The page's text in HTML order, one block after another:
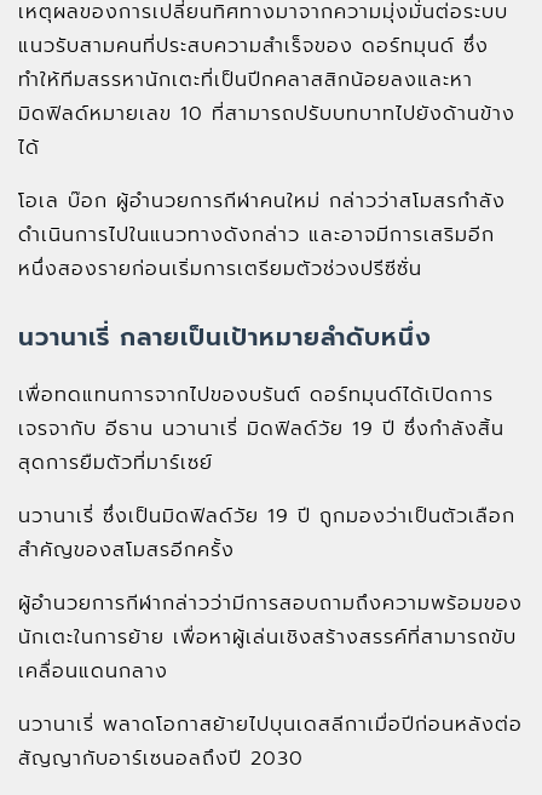
เหตุผลของการเปลี่ยนทิศทางมาจากความมุ่งมั่นต่อระบบ
แนวรับสามคนที่ประสบความสำเร็จของ ดอร์ทมุนด์ ซึ่ง
ทำให้ทีมสรรหานักเตะที่เป็นปีกคลาสสิกน้อยลงและหา
มิดฟิลด์หมายเลข 10 ที่สามารถปรับบทบาทไปยังด้านข้าง
ได้
โอเล บ๊อก ผู้อำนวยการกีฬาคนใหม่ กล่าวว่าสโมสรกำลัง
ดำเนินการไปในแนวทางดังกล่าว และอาจมีการเสริมอีก
หนึ่งสองรายก่อนเริ่มการเตรียมตัวช่วงปรีซีซั่น
นวานาเรี่ กลายเป็นเป้าหมายลำดับหนึ่ง
เพื่อทดแทนการจากไปของบรันต์ ดอร์ทมุนด์ได้เปิดการ
เจรจากับ อีธาน นวานาเรี่ มิดฟิลด์วัย 19 ปี ซึ่งกำลังสิ้น
สุดการยืมตัวที่มาร์เซย์
นวานาเรี่ ซึ่งเป็นมิดฟิลด์วัย 19 ปี ถูกมองว่าเป็นตัวเลือก
สำคัญของสโมสรอีกครั้ง
ผู้อำนวยการกีฬากล่าวว่ามีการสอบถามถึงความพร้อมของ
นักเตะในการย้าย เพื่อหาผู้เล่นเชิงสร้างสรรค์ที่สามารถขับ
เคลื่อนแดนกลาง
นวานาเรี่ พลาดโอกาสย้ายไปบุนเดสลีกาเมื่อปีก่อนหลังต่อ
สัญญากับอาร์เซนอลถึงปี 2030